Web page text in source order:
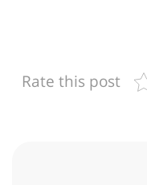
Rate this post